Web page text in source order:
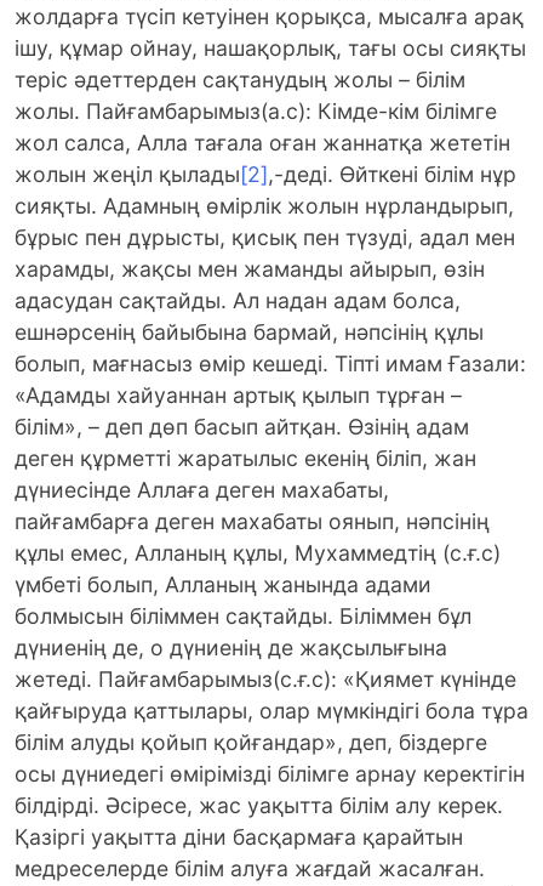
жолдарға түсіп кетуінен қорықса, мысалға арақ
ішу, құмар ойнау, нашақорлық, тағы осы сияқты
теріс әдеттерден сақтанудың жолы – білім
жолы. Пайғамбарымыз(а.с): Кімде-кім білімге
жол салса, Алла тағала оған жаннатқа жететін
жолын жеңіл қылады[2],-деді. Өйткені білім нұр
сияқты. Адамның өмірлік жолын нұрландырып,
бұрыс пен дұрысты, қисық пен түзуді, адал мен
харамды, жақсы мен жаманды айырып, өзін
адасудан сақтайды. Ал надан адам болса,
ешнәрсенің байыбына бармай, нәпсінің құлы
болып, мағнасыз өмір кешеді. Тіпті имам Ғазали:
«Адамды хайуаннан артық қылып тұрған –
білім», – деп дөп басып айтқан. Өзінің адам
деген құрметті жаратылыс екенің біліп, жан
дүниесінде Аллаға деген махабаты,
пайғамбарға деген махабаты оянып, нәпсінің
құлы емес, Алланың құлы, Мухаммедтің (с.ғ.с)
үмбеті болып, Алланың жанында адами
болмысын біліммен сақтайды. Біліммен бұл
дүниенің де, о дүниенің де жақсылығына
жетеді. Пайғамбарымыз(с.ғ.с): «Қиямет күнінде
қайғыруда қаттылары, олар мүмкіндігі бола тұра
білім алуды қойып қойғандар», деп, біздерге
осы дүниедегі өмірімізді білімге арнау керектігін
білдірді. Әсіресе, жас уақытта білім алу керек.
Қазіргі уақытта діни басқармаға қарайтын
медреселерде білім алуға жағдай жасалған.